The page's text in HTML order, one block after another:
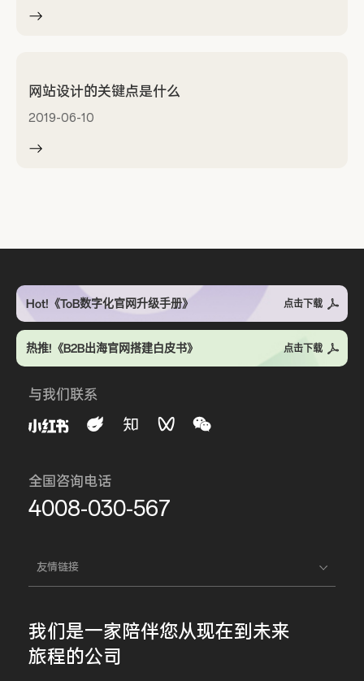
网站设计的关键点是什么
2019-06-10
Hot!《ToB数字化官网升级手册》 点击下载
热推!《B2B出海官网搭建白皮书》 点击下载
与我们联系
全国咨询电话
4008-030-567
友情链接
我们是一家陪伴您从现在到未来
旅程的公司